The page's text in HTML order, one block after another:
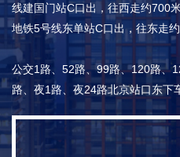
线建国门站C口出，往西走约700
地铁5号线东单站C口出，往东走约
公交1路、52路、99路、120路、
路、夜1路、夜24路北京站口东下